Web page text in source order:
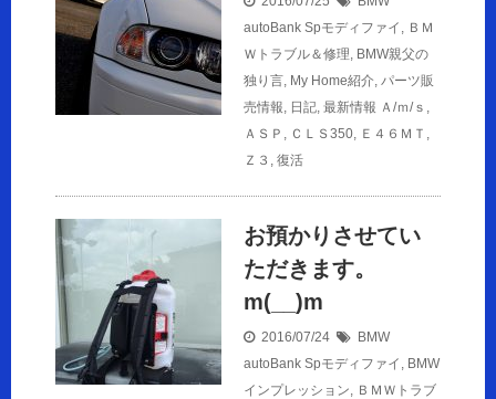
autoBank Spモディファイ , ＢＭ
Ｗトラブル＆修理, BMW親父の
独り言, My Home紹介, パーツ販
売情報, 日記, 最新情報 Ａ/ｍ/ｓ ,
ＡＳＰ , ＣＬＳ350, Ｅ４６ＭＴ ,
Ｚ３ , 復活
お預かりさせてい
ただきます。
m(__)m
2016/07/24
BMW
autoBank Spモディファイ , BMW
インプレッション, ＢＭＷトラブ